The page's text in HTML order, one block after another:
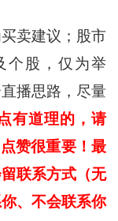
卖建议；股市
个股，仅为举
播思路，尽量
有道理的，请
赞很重要！最
联系方式（无
、不会联系你